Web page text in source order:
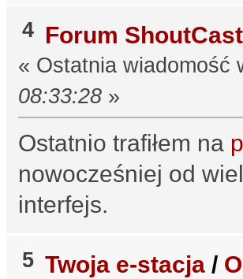
4 Forum ShoutCast
« Ostatnia wiadomość
08:33:28»
Ostatnio trafiłem na
nowocześniej od
interfejs.
5 Twoja e-stacja /